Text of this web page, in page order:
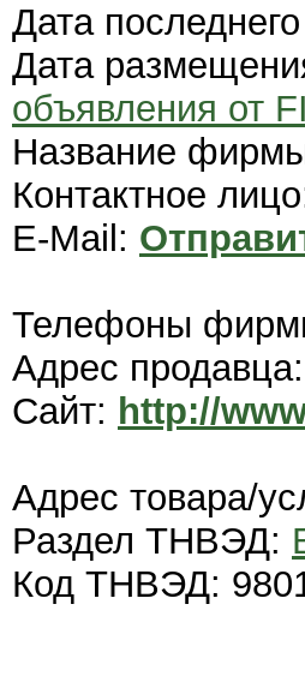
Дата
Дата
объявления от
Название
Контактное
E-Mail:
Телефоны
Адрес продавца:
Сайт: http://
Адрес товара/
Раздел ТНВЭД:
Код ТНВЭД: